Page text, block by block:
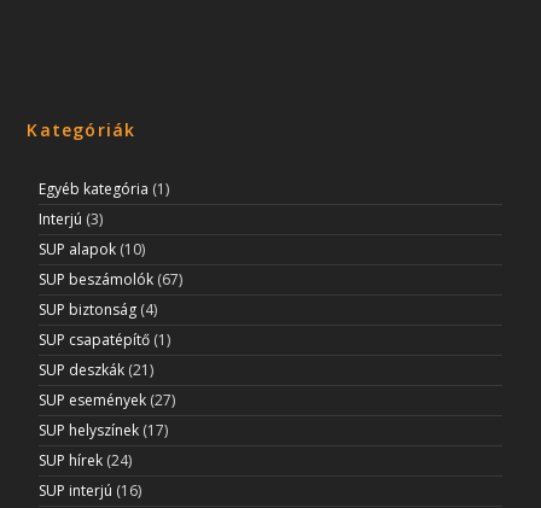
Kategóriák
Egyéb kategória (1)
Interjú (3)
SUP alapok (10)
SUP beszámolók (67)
SUP biztonság (4)
SUP csapatépítő (1)
SUP deszkák (21)
SUP események (27)
SUP helyszínek (17)
SUP hírek (24)
SUP interjú (16)